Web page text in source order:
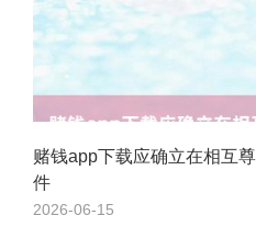
赌钱app下载应确立在相互
件
2026-06-15